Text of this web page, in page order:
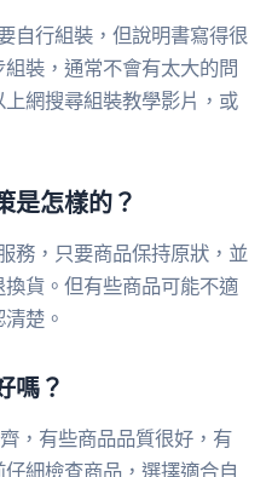
自行組裝，但說明書寫得很
裝，通常不會有太大的問
網搜尋組裝教學影片，或
是怎樣的？
務，只要商品保持原狀，並
貨。但有些商品可能不適
楚。
嗎？
，有些商品品質很好，有
細檢查商品，選擇適合自